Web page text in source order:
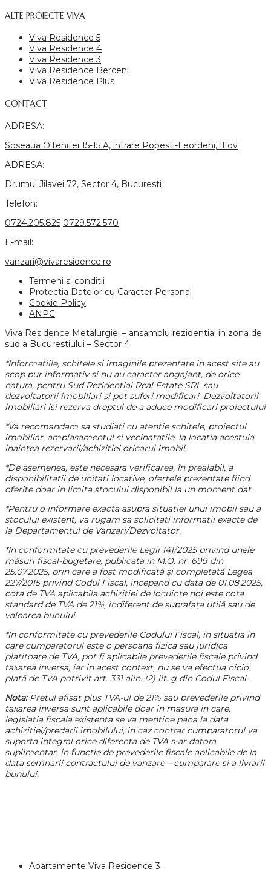
ALTE PROIECTE VIVA
Viva Residence 5
Viva Residence 4
Viva Residence 3
Viva Residence Berceni
Viva Residence Plus
CONTACT
ADRESA:
Soseaua Oltenitei 15-15 A, intrare Popesti-Leordeni, Ilfov
ADRESA:
Drumul Jilavei 72, Sector 4, Bucuresti
Telefon:
0724.205.825 0729.572.570
E-mail:
vanzari@vivaresidence.ro
Termeni si conditii
Protectia Datelor cu Caracter Personal
Cookie Policy
ANPC
Viva Residence Metalurgiei – ansamblu rezidential in zona de
sud a Bucurestiului – Sector 4
*Informatiile, schitele si imaginile prezentate in acest site au
scop pur informativ si nu au caracter angajant, de orice
natura, pentru Sud Rezidential Real Estate SRL sau
dezvoltatorii imobiliari si pot suferi modificari. Dezvoltatorii
imobiliari isi rezerva dreptul de a aduce modificari proiectului
*Va recomandam sa studiati cu atentie schitele, proiectul
imobiliar, amplasamentul si vecinatatile, la locatia acestuia,
inaintea rezervarii/achizitiei oricarui imobil.
*De asemenea, este necesara verificarea, în prealabil, a
disponibilitatii de unitati locative, ofertele prezentate fiind
oferite doar in limita stocului disponibil la un moment dat.
*Pentru o informare exacta asupra situatiei unui imobil sau a
stocului existent, va rugam sa solicitati informatii exacte de
la Departamentul de Vanzari/Dezvoltator.
*In conformitate cu prevederile Legii 141/2025 privind unele
măsuri fiscal-bugetare, publicata in M.O. nr. 699 din
25.07.2025, prin care a fost modificată și completată Legea
227/2015 privind Codul Fiscal, incepand cu data de 01.08.2025,
cota de TVA aplicabila achizitiei de locuinte noi este cota
standard de TVA de 21%, indiferent de suprafața utilă sau de
valoarea bunului.
*In conformitate cu prevederile Codului Fiscal, in situatia in
care cumparatorul este o persoana fizica sau juridica
platitoare de TVA, pot fi aplicabile prevederile fiscale privind
taxarea inversa, iar in acest context, nu se va efectua nicio
plată de TVA potrivit art. 331 alin. (2) lit. g din Codul Fiscal.
Nota:Pretul afisat plus TVA-ul de 21% sau prevederile privind
taxarea inversa sunt aplicabile doar in masura in care,
legislatia fiscala existenta se va mentine pana la data
achizitiei/predarii imobilului, in caz contrar cumparatorul va
suporta integral orice diferenta de TVA s-ar datora
suplimentar, in functie de prevederile fiscale aplicabile de la
data semnarii contractului de vanzare – cumparare si a livrarii
bunului.
Apartamente Viva Residence 3